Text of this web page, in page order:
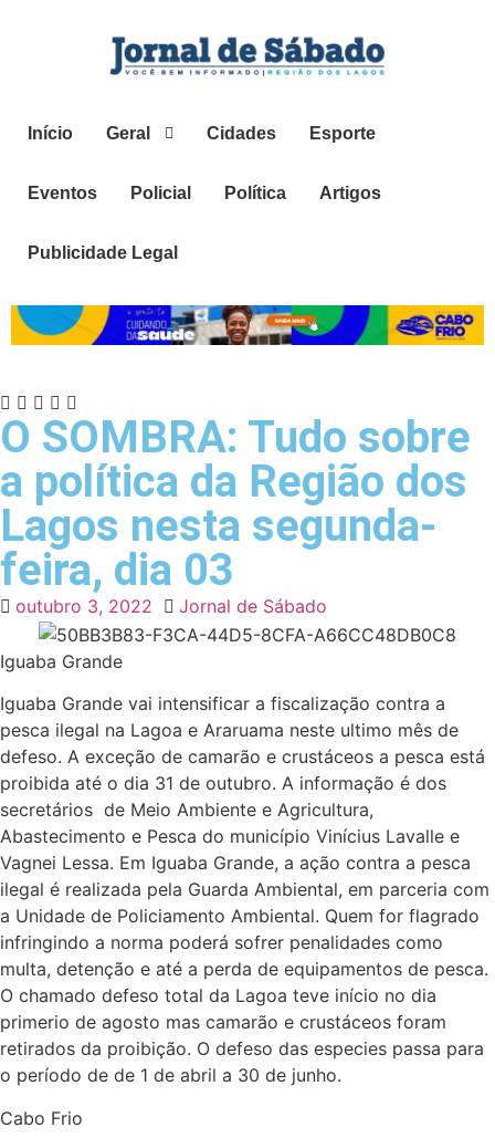
Início Geral Cidades Esporte
Eventos Policial Política Artigos
Publicidade Legal
O SOMBRA: Tudo sobre
a política da Região dos
Lagos nesta segunda-
feira, dia 03
outubro 3, 2022 Jornal de Sábado
Iguaba Grande
Iguaba Grande vai intensificar a fiscalização contra a
pesca ilegal na Lagoa e Araruama neste ultimo mês de
defeso. A exceção de camarão e crustáceos a pesca está
proibida até o dia 31 de outubro. A informação é dos
secretários de Meio Ambiente e Agricultura,
Abastecimento e Pesca do município Vinícius Lavalle e
Vagnei Lessa. Em Iguaba Grande, a ação contra a pesca
ilegal é realizada pela Guarda Ambiental, em parceria com
a Unidade de Policiamento Ambiental. Quem for flagrado
infringindo a norma poderá sofrer penalidades como
multa, detenção e até a perda de equipamentos de pesca.
O chamado defeso total da Lagoa teve início no dia
primerio de agosto mas camarão e crustáceos foram
retirados da proibição. O defeso das especies passa para
o período de de 1 de abril a 30 de junho.
Cabo Frio